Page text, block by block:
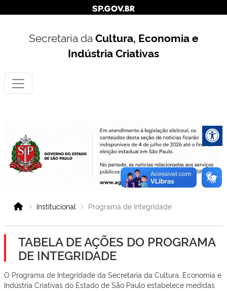
Secretaria daCultura, Economia e
Indústria Criativas
Institucional Programa de Integridade
TABELA DE AÇÕES DO PROGRAMA
DE INTEGRIDADE
O Programa de Integridade da Secretaria da Cultura, Economia e
Indústria Criativas do Estado de São Paulo estabelece medidas